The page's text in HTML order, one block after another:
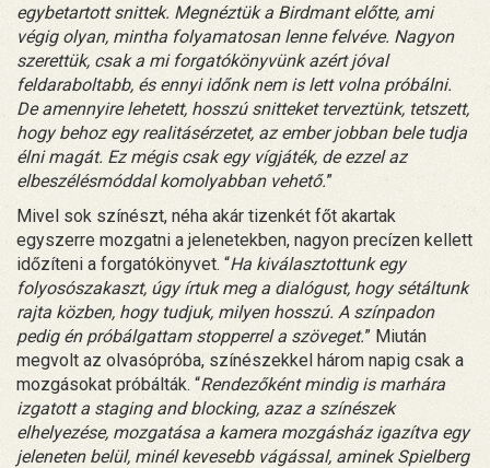
egybetartott snittek. Megnéztük a Birdmant előtte, ami
végig olyan, mintha folyamatosan lenne felvéve. Nagyon
szerettük, csak a mi forgatókönyvünk azért jóval
feldaraboltabb, és ennyi időnk nem is lett volna próbálni.
De amennyire lehetett, hosszú snitteket terveztünk, tetszett,
hogy behoz egy realitásérzetet, az ember jobban bele tudja
élni magát. Ez mégis csak egy vígjáték, de ezzel az
elbeszélésmóddal komolyabban vehető.”
Mivel sok színészt, néha akár tizenkét főt akartak
egyszerre mozgatni a jelenetekben, nagyon precízen kellett
időzíteni a forgatókönyvet. “Ha kiválasztottunk egy
folyosószakaszt, úgy írtuk meg a dialógust, hogy sétáltunk
rajta közben, hogy tudjuk, milyen hosszú. A színpadon
pedig én próbálgattam stopperrel a szöveget.” Miután
megvolt az olvasópróba, színészekkel három napig csak a
mozgásokat próbálták. “Rendezőként mindig is marhára
izgatott a staging and blocking, azaz a színészek
elhelyezése, mozgatása a kamera mozgásház igazítva egy
jeleneten belül, minél kevesebb vágással, aminek Spielberg